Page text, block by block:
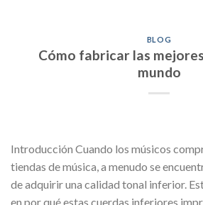
BLOG
Cómo fabricar las
mundo
Introducción Cuando los músicos
tiendas de música, a menudo se
de adquirir una calidad tonal inferior.
en por qué estas cuerdas inferiores